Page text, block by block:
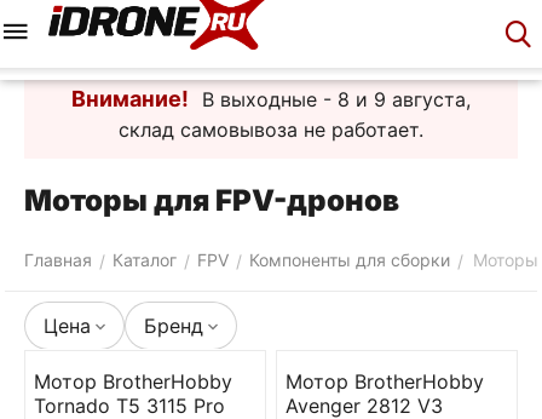
Внимание!
В выходные - 8 и 9 августа,
склад самовывоза не работает.
Моторы для FPV-дронов
Главная / Каталог / FPV / Компоненты для сборки / Моторы
Цена Бренд
Мотор BrotherHobby
Tornado T5 3115 Pro
Мотор BrotherHobby
Avenger 2812 V3
Корзина